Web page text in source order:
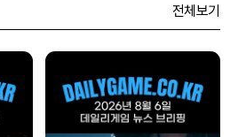
전체보기